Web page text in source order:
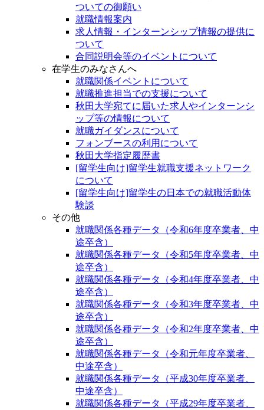
ついての御願い
就職情報案内
求人情報・インターンシップ情報の提供に
ついて
合同説明会等のイベントについて
在学生のみなさんへ
就職関係イベントについて
就職推進担当での支援について
秋田大学宛てに届いた求人やインターンシ
ップ等の情報について
就職ガイダンスについて
フォンブースの利用について
秋田大学指定履歴書
[留学生向け]留学生就職支援ネットワーク
について
[留学生向け]留学生の日本での就職活動体
験談
その他
就職関係各種データ（令和6年度卒業者、中
途卒含）
就職関係各種データ（令和5年度卒業者、中
途卒含）
就職関係各種データ（令和4年度卒業者、中
途卒含）
就職関係各種データ（令和3年度卒業者、中
途卒含）
就職関係各種データ（令和2年度卒業者、中
途卒含）
就職関係各種データ（令和元年度卒業者、
中途卒含）
就職関係各種データ（平成30年度卒業者、
中途卒含）
就職関係各種データ（平成29年度卒業者、